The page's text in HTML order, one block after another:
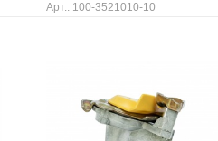
Арт.: 100-3521010-10